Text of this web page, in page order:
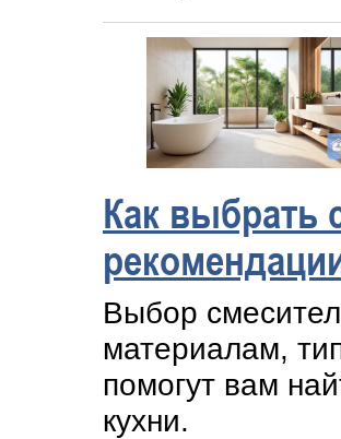
Как выбрать
Выбор
материалам,
помогут вам
кухни.